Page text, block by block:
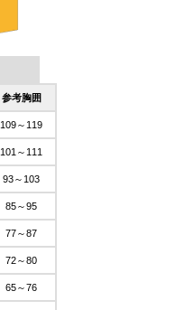
参考胸囲
109～119
101～111
93～103
85～95
77～87
72～80
65～76